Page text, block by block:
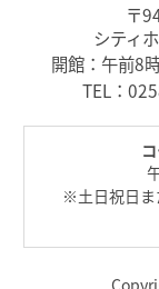
〒
シティ
開館：午前8
TEL：
※土日祝日ま